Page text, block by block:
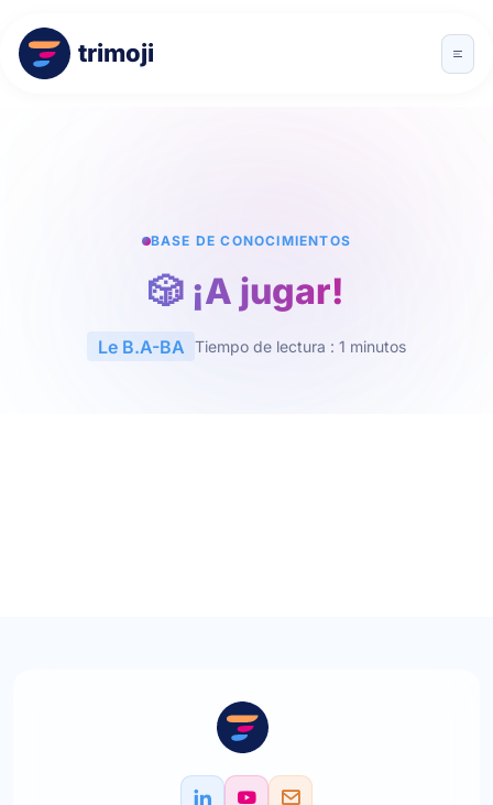
trimoji
BASE DE CONOCIMIENTOS
🎲 ¡A jugar!
Le B.A-BA Tiempo de lectura : 1 minutos